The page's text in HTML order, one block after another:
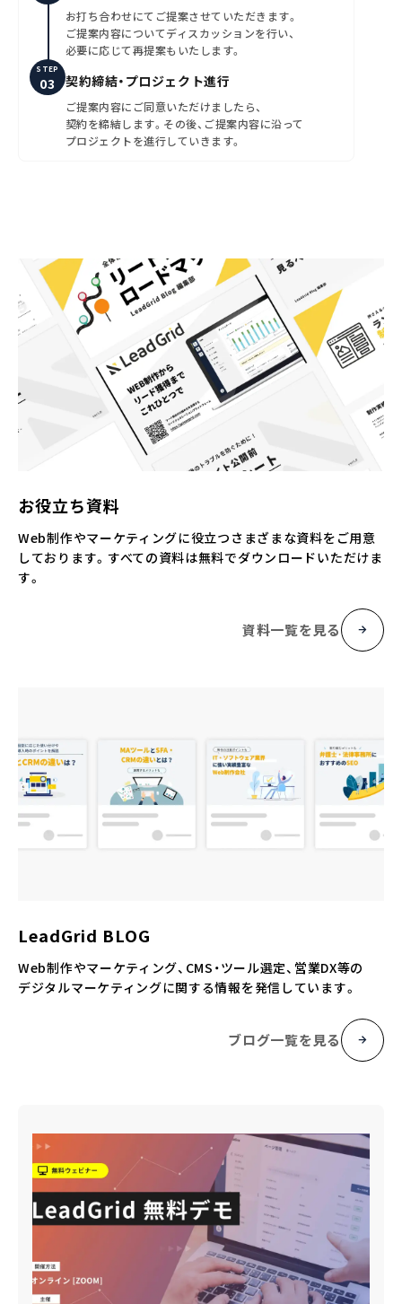
お打ち合わせにてご提案させていただきます。
ご提案内容についてディスカッションを行い、
必要に応じて再提案もいたします。
STEP
契約締結・プロジェクト進行
ご提案内容にご同意いただけましたら、
契約を締結します。その後、ご提案内容に沿って
プロジェクトを進行していきます。
お役立ち資料
Web制作やマーケティングに役立つさまざまな資料をご用意
しております。すべての資料は無料でダウンロードいただけま
す。
資料一覧を見る
LeadGrid BLOG
Web制作やマーケティング、CMS・ツール選定、営業DX等の
デジタルマーケティングに関する情報を発信しています。
ブログ一覧を見る